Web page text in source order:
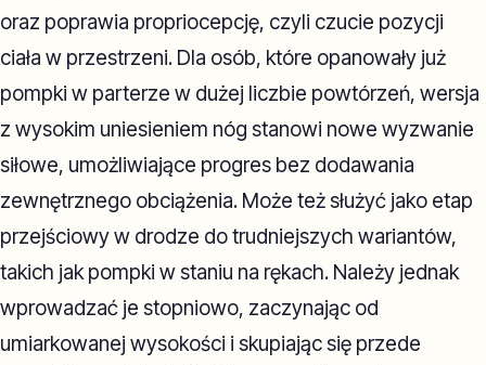
oraz poprawia propriocepcję, czyli czucie pozycji
ciała w przestrzeni. Dla osób, które opanowały już
pompki w parterze w dużej liczbie powtórzeń, wersja
z wysokim uniesieniem nóg stanowi nowe wyzwanie
siłowe, umożliwiające progres bez dodawania
zewnętrznego obciążenia. Może też służyć jako etap
przejściowy w drodze do trudniejszych wariantów,
takich jak pompki w staniu na rękach. Należy jednak
wprowadzać je stopniowo, zaczynając od
umiarkowanej wysokości i skupiając się przede